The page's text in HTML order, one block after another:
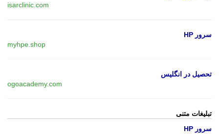
isarclinic.com
سرور HP
myhpe.shop
تحصیل در انگلیس
ogoacademy.com
تبلیغات متنی
سرور HP